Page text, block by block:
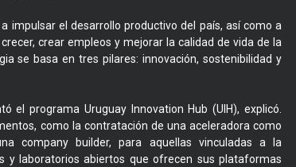
impulsar el desarrollo productivo del país, así como a
crear empleos y mejorar la calidad de vida de la
se basa en tres pilares: innovación, sostenibilidad y
el programa Uruguay Innovation Hub (UIH), explicó.
como la contratación de una aceleradora como
company builder, para aquellas vinculadas a la
y laboratorios abiertos que ofrecen sus plataformas